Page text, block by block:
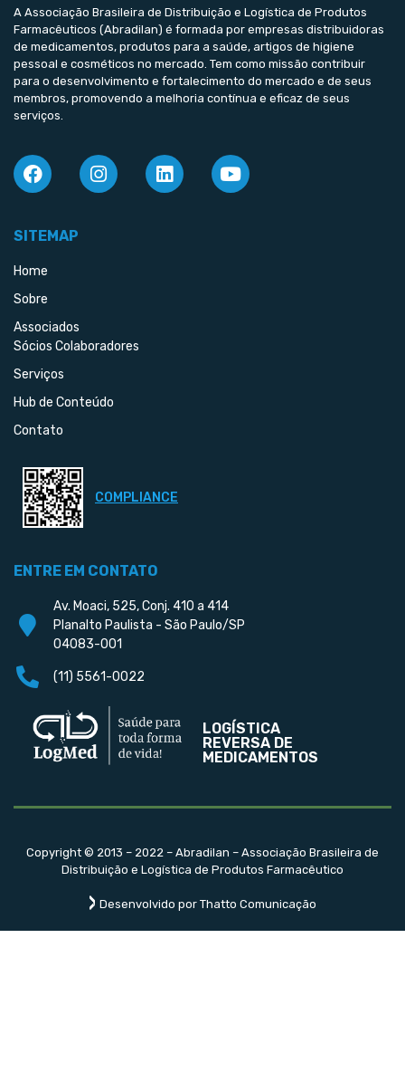
A Associação Brasileira de Distribuição e Logística de Produtos
Farmacêuticos (Abradilan) é formada por empresas distribuidoras
de medicamentos, produtos para a saúde, artigos de higiene
pessoal e cosméticos no mercado. Tem como missão contribuir
para o desenvolvimento e fortalecimento do mercado e de seus
membros, promovendo a melhoria contínua e eficaz de seus
serviços.
SITEMAP
Home
Sobre
Associados
Sócios Colaboradores
Serviços
Hub de Conteúdo
Contato
COMPLIANCE
ENTRE EM CONTATO
Av. Moaci, 525, Conj. 410 a 414
Planalto Paulista - São Paulo/SP
04083-001
(11) 5561-0022
LOGÍSTICA
REVERSA DE
MEDICAMENTOS
Copyright © 2013 – 2022 – Abradilan – Associação Brasileira de
Distribuição e Logística de Produtos Farmacêutico
Desenvolvido por Thatto Comunicação